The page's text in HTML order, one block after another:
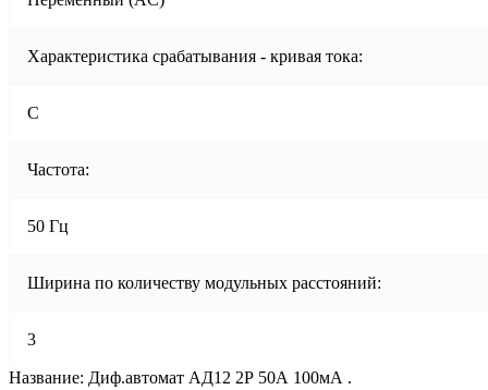
Характеристика срабатывания - кривая тока:
C
Частота:
50 Гц
Ширина по количеству модульных расстояний:
3
Название: Диф.автомат АД12 2Р 50А 100мА .